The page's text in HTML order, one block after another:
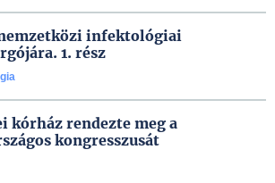
infektológiai
1. rész
kórház rendezte meg a
kongresszusát